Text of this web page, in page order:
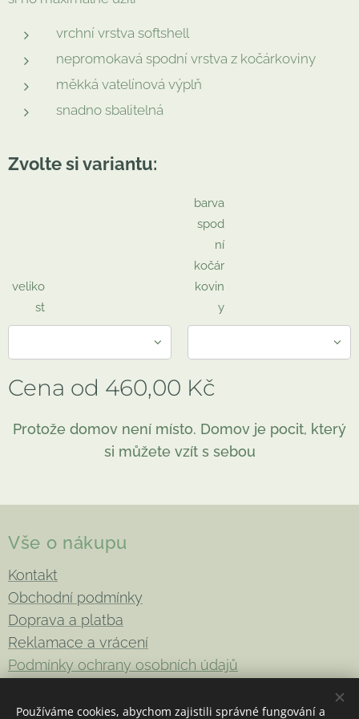
vrchní vrstva softshell
nepromokavá spodní vrstva z kočárkoviny
měkká vatelínová výplň
snadno sbalitelná
Zvolte si variantu:
veliko
st
barva
spod
ní
kočár
kovin
y
Cena od 460,00 Kč
Protože domov není místo. Domov je pocit, který
si můžete vzít s sebou
Vše o nákupu
Kontakt
Obchodní podmínky
Doprava a platba
Reklamace a vrácení
Podmínky ochrany osobních údajů
Používáme cookies, abychom zajistili správné fungování a